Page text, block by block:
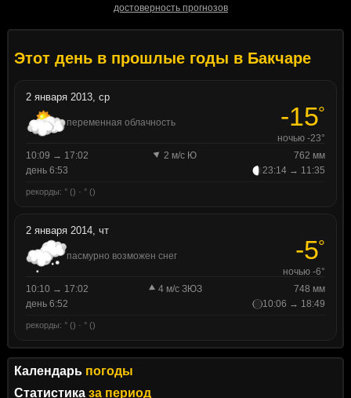
достоверность прогнозов
Этот день в прошлые годы в Бакчаре
2 января 2013, ср
переменная облачность -15°
ночью -23°
10:09 → 17:02
2 м/с Ю
762 мм
день 6:53
23:14 → 11:35
рекорды: ° () · ° ()
2 января 2014, чт
пасмурно возможен снег -5°
ночью -6°
10:10 → 17:02
4 м/с ЗЮЗ
748 мм
день 6:52
10:06 → 18:49
рекорды: ° () · ° ()
Календарь погоды
Статистика за период